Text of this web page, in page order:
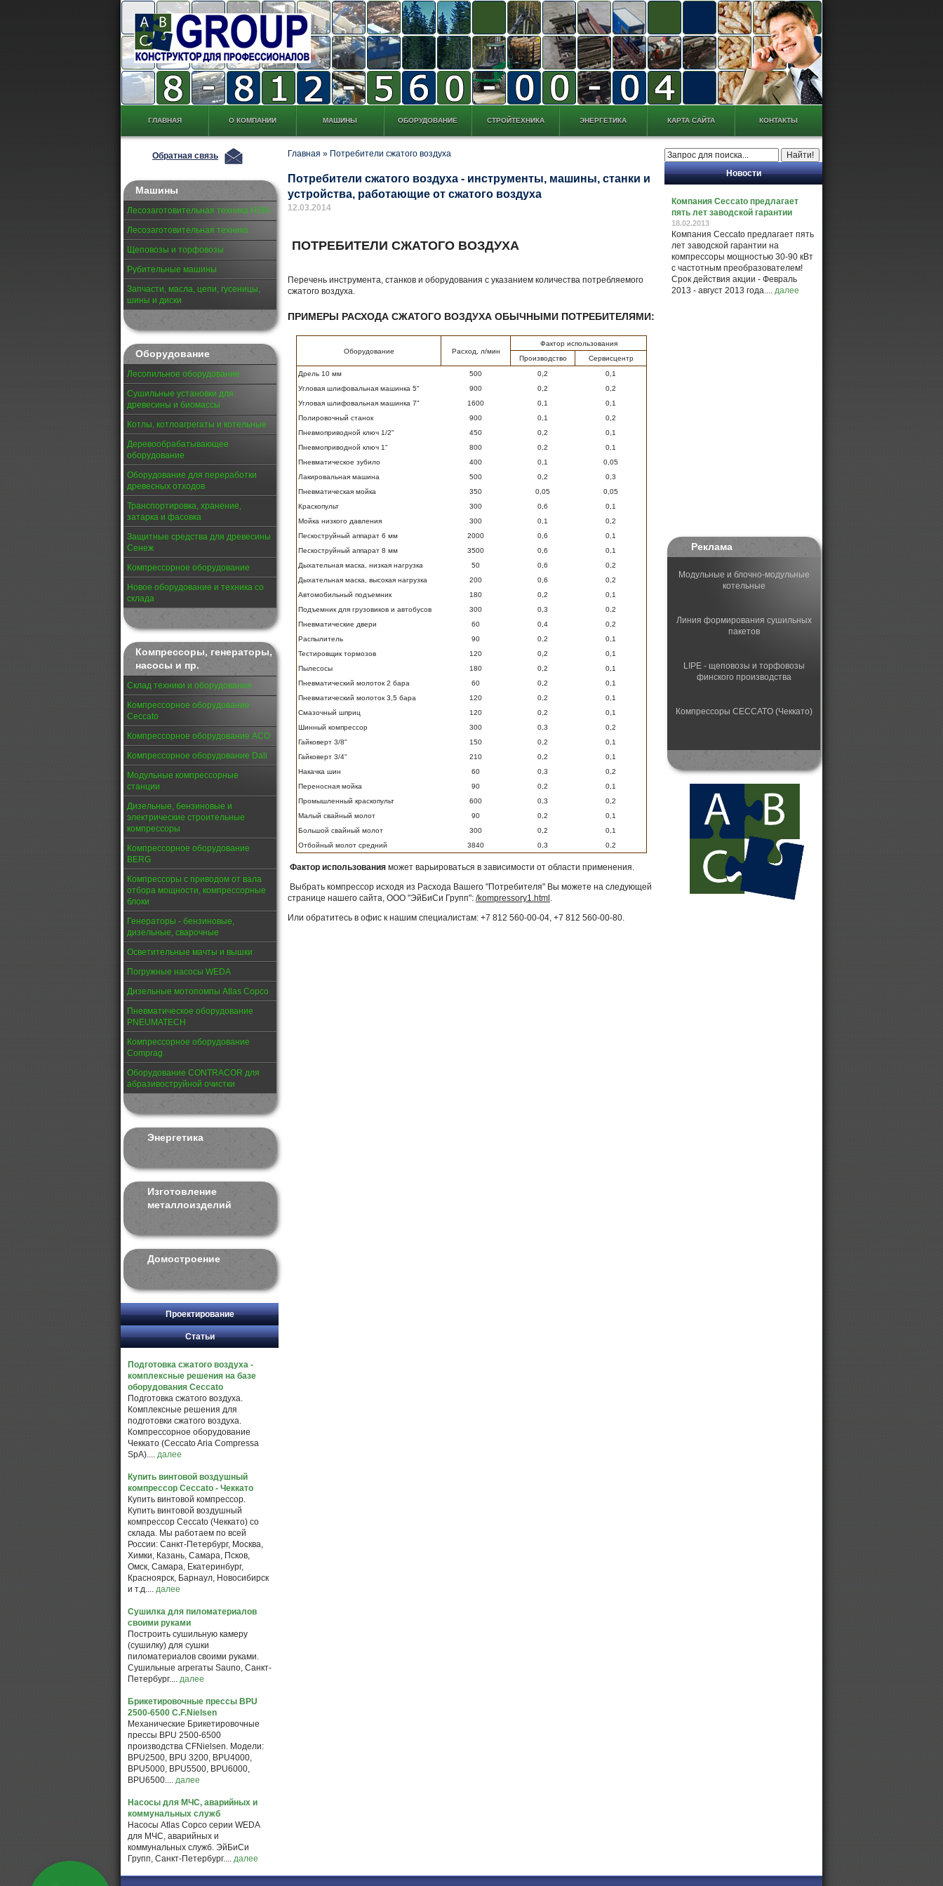
ГЛАВНАЯ О КОМПАНИИ МАШИНЫ ОБОРУДОВАНИЕ СТРОЙТЕХНИКА ЭНЕРГЕТИКА КАРТА САЙТА КОНТАКТЫ
Обратная связь
Машины
Лесозаготовительная техника HSM
Лесозаготовительная техника
Щеповозы и торфовозы
Рубительные машины
Запчасти, масла, цепи, гусеницы,
шины и диски
Оборудование
Лесопильное оборудование
Сушильные установки для
древесины и биомассы
Котлы, котлоагрегаты и котельные
Деревообрабатывающее
оборудование
Оборудование для переработки
древесных отходов
Транспортировка, хранение,
затарка и фасовка
Защитные средства для древесины
Сенеж
Компрессорное оборудование
Новое оборудование и техника со
склада
Компрессоры, генераторы,
насосы и пр.
Склад техники и оборудования
Компрессорное оборудование
Ceccato
Компрессорное оборудование АСО
Компрессорное оборудование Dali
Модульные компрессорные
станции
Дизельные, бензиновые и
электрические строительные
компрессоры
Компрессорное оборудование
BERG
Компрессоры с приводом от вала
отбора мощности, компрессорные
блоки
Генераторы - бензиновые,
дизельные, сварочные
Осветительные мачты и вышки
Погружные насосы WEDA
Дизельные мотопомпы Atlas Copco
Пневматическое оборудование
PNEUMATECH
Компрессорное оборудование
Comprag
Оборудование CONTRACOR для
абразивоструйной очистки
Энергетика
Изготовление
металлоизделий
Домостроение
Проектирование
Статьи
Подготовка сжатого воздуха -
комплексные решения на базе
оборудования Ceccato
Подготовка сжатого воздуха.
Комплексные решения для
подготовки сжатого воздуха.
Компрессорное оборудование
Чеккато (Ceccato Aria Compressa
SpA).... далее
Купить винтовой воздушный
компрессор Ceccato - Чеккато
Купить винтовой компрессор.
Купить винтовой воздушный
компрессор Ceccato (Чеккато) со
склада. Мы работаем по всей
России: Санкт-Петербург, Москва,
Химки, Казань, Самара, Псков,
Омск, Самара, Екатеринбург,
Красноярск, Барнаул, Новосибирск
и т.д.... далее
Сушилка для пиломатериалов
своими руками
Построить сушильную камеру
(сушилку) для сушки
пиломатериалов своими руками.
Сушильные агрегаты Sauno, Санкт-
Петербург.... далее
Брикетировочные прессы BPU
2500-6500 C.F.Nielsen
Механические Брикетировочные
прессы BPU 2500-6500
производства CFNielsen. Модели:
BPU2500, BPU 3200, BPU4000,
BPU5000, BPU5500, BPU6000,
BPU6500.... далее
Насосы для МЧС, аварийных и
коммунальных служб
Насосы Atlas Copco серии WEDA
для МЧС, аварийных и
коммунальных служб. ЭйБиСи
Групп, Санкт-Петербург.... далее
Главная » Потребители сжатого воздуха
Потребители сжатого воздуха - инструменты, машины, станки и
устройства, работающие от сжатого воздуха
12.03.2014
ПОТРЕБИТЕЛИ СЖАТОГО ВОЗДУХА
Перечень инструмента, станков и оборудования с указанием количества потребляемого
сжатого воздуха.
ПРИМЕРЫ РАСХОДА СЖАТОГО ВОЗДУХА ОБЫЧНЫМИ ПОТРЕБИТЕЛЯМИ:
Оборудование Расход, л/мин
Фактор использования
Производство
Сервисцентр
Дрель 10 мм
500 0,2
0,1
Угловая шлифовальная машинка 5"
900 0,2
0,2
Угловая шлифовальная машинка 7"
1600 0,1
0,1
Полировочный станок
900 0,1
0,2
Пневмоприводной ключ 1/2"
450 0,2
0,1
Пневмоприводной ключ 1"
800 0,2
0,1
Пневматическое зубило
400 0,1
0,05
Лакировальная машина
500 0,2
0,3
Пневматическая мойка
350 0,05
0,05
Краскопульт
300 0,6
0,1
Мойка низкого давления
300 0,1
0,2
Пескоструйный аппарат 6 мм
2000 0,6
0,1
Пескоструйный аппарат 8 мм
3500 0,6
0,1
Дыхательная маска, низкая нагрузка
50 0,6
0,2
Дыхательная маска, высокая нагрузка
200 0,6
0,2
Автомобильный подъемник
180 0,2
0,1
Подъемник для грузовиков и автобусов
300 0,3
0,2
Пневматические двери
60 0,4
0,2
Распылитель
90 0,2
0,1
Тестировщик тормозов
120 0,2
0,1
Пылесосы
180 0,2
0,1
Пневматический молоток 2 бара
60 0,2
0,1
Пневматический молоток 3,5 бара
120 0,2
0,1
Смазочный шприц
120 0,2
0,1
Шинный компрессор
300 0,3
0,2
Гайковерт 3/8"
150 0,2
0,1
Гайковерт 3/4"
210 0,2
0,1
Накачка шин
60 0,3
0,2
Переносная мойка
90 0,2
0,1
Промышленный краскопульт
600 0,3
0,2
Малый свайный молот
90 0,2
0,1
Большой свайный молот
300 0,2
0,1
Отбойный молот средний
3840 0,3 0,2
Фактор использования может варьироваться в зависимости от области применения.
Выбрать компрессор исходя из Расхода Вашего "Потребителя" Вы можете на следующей
странице нашего сайта, ООО "ЭйБиСи Групп": /kompressory1.html.
Или обратитесь в офис к нашим специалистам: +7 812 560-00-04, +7 812 560-00-80.
Новости
Компания Ceccato предлагает
пять лет заводской гарантии
18.02.2013
Компания Ceccato предлагает пять
лет заводской гарантии на
компрессоры мощностью 30-90 кВт
с частотным преобразователем!
Срок действия акции - Февраль
2013 - август 2013 года.... далее
Реклама
Модульные и блочно-модульные
котельные
Линия формирования сушильных
пакетов
LIPE - щеповозы и торфовозы
финского производства
Компрессоры CECCATO (Чеккато)
заточки пильных цепей
Лесная техника HSM
Конвейерные ленточные
сушильные установки
Колесные цепи